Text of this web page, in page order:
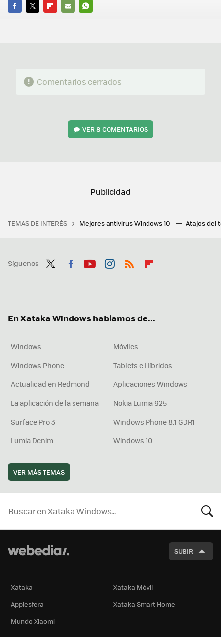
FACEBOOK
TWITTERFLIPBOARD
E-
WHATSAPP
Comentarios cerrados
VER8 COMENTARIOS
TEMAS DE INTERÉS Mejores antivirus Windows 10 Atajos del
Síguenos
En Xataka Windows hablamos de...
Windows
Móviles
Windows Phone
Tablets e Híbridos
Actualidad en Redmond
Aplicaciones Windows
La aplicación de la semana
Nokia Lumia 925
Surface Pro 3
Windows Phone 8.1 GDR1
Lumia Denim
Windows 10
VER MÁS TEMAS
SUBIR
Xataka
Xataka Móvil
Applesfera
Xataka Smart Home
Mundo Xiaomi